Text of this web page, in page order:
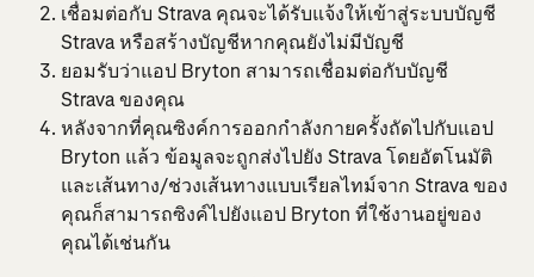
เชื่อมต่อกับ Strava คุณจะได้รับแจ้งให้เข้าสู่ระบบบัญชี
Strava หรือสร้างบัญชีหากคุณยังไม่มีบัญชี
ยอมรับว่าแอป Bryton สามารถเชื่อมต่อกับบัญชี
Strava ของคุณ
หลังจากที่คุณซิงค์การออกกำลังกายครั้งถัดไปกับแอป
Bryton แล้ว ข้อมูลจะถูกส่งไปยัง Strava โดยอัตโนมัติ
และเส้นทาง/ช่วงเส้นทางแบบเรียลไทม์จาก Strava ของ
คุณก็สามารถซิงค์ไปยังแอป Bryton ที่ใช้งานอยู่ของ
คุณได้เช่นกัน